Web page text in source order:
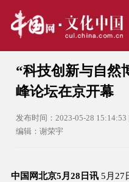
“科技创新与自然
峰论坛在京开幕
发布时间：2023-05-28
编辑：谢荣宇
中国网北京5月28日讯5月27